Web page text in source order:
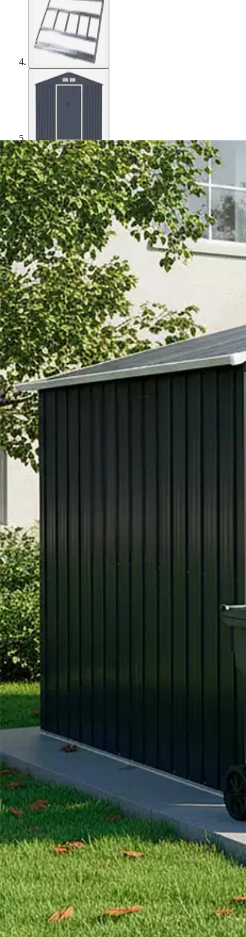
Avaa kuva suurempana
Avaa kuva suurempana
Avaa kuva suurempana
Avaa kuva suurempana
Avaa kuva suurempana
Avaa kuva suurempana
Avaa kuva suurempana
Avaa kuva suurempana
Avaa kuva suurempana
Avaa kuva suurempana
Karusellin nuolipainikkeet
Seuraava
Karusellin pikakuvakkeet